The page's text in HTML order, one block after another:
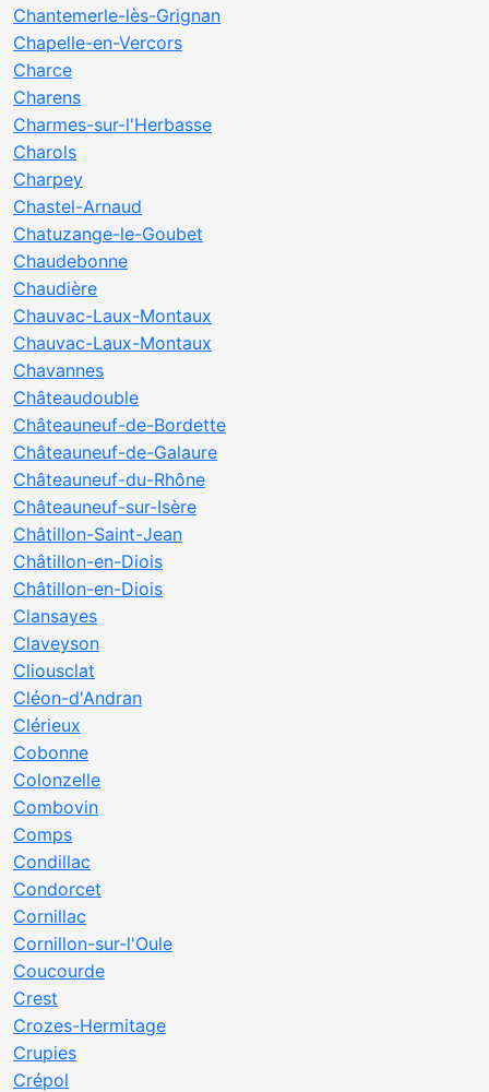
Chantemerle-lès-Grignan
Chapelle-en-Vercors
Charce
Charens
Charmes-sur-l'Herbasse
Charols
Charpey
Chastel-Arnaud
Chatuzange-le-Goubet
Chaudebonne
Chaudière
Chauvac-Laux-Montaux
Chauvac-Laux-Montaux
Chavannes
Châteaudouble
Châteauneuf-de-Bordette
Châteauneuf-de-Galaure
Châteauneuf-du-Rhône
Châteauneuf-sur-Isère
Châtillon-Saint-Jean
Châtillon-en-Diois
Châtillon-en-Diois
Clansayes
Claveyson
Cliousclat
Cléon-d'Andran
Clérieux
Cobonne
Colonzelle
Combovin
Comps
Condillac
Condorcet
Cornillac
Cornillon-sur-l'Oule
Coucourde
Crest
Crozes-Hermitage
Crupies
Crépol